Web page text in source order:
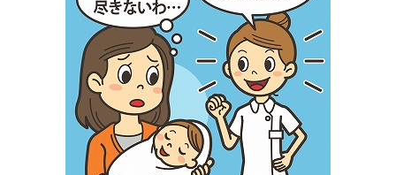
大学・短大以外の資料から請求
専門学校の資料請求 大学院の資料請求
留学・進学関連、塾・予備校
大学入学共通テスト「受験案
内」の請求